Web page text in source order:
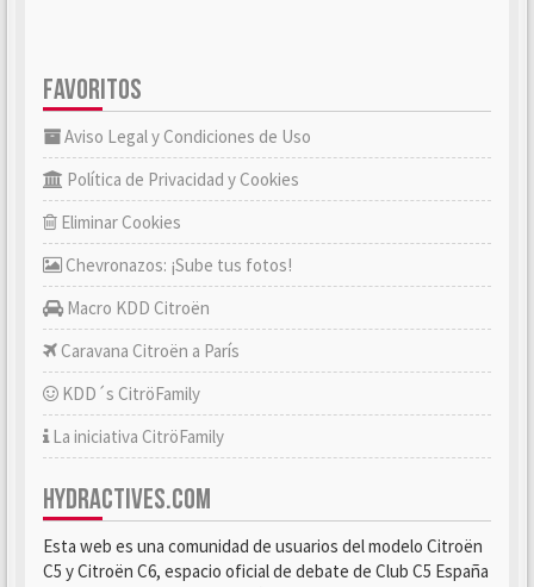
FAVORITOS
Aviso Legal y Condiciones de Uso
Política de Privacidad y Cookies
Eliminar Cookies
Chevronazos: ¡Sube tus fotos!
Macro KDD Citroën
Caravana Citroën a París
KDD´s CitröFamily
La iniciativa CitröFamily
HYDRACTIVES.COM
Esta web es una comunidad de usuarios del modelo Citroën
C5 y Citroën C6, espacio oficial de debate de Club C5 España